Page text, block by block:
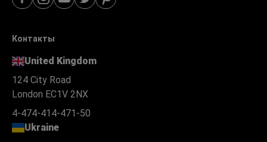
Контакты
United Kingdom
124 City Road
London EC1V 2NX
4-474-414-471-50
Ukraine